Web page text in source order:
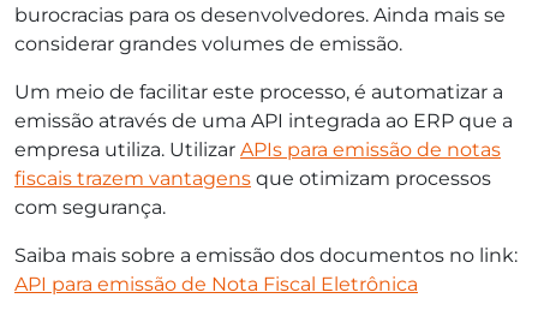
burocracias para os desenvolvedores. Ainda mais se
considerar grandes volumes de emissão.
Um meio de facilitar este processo, é automatizar a
emissão através de uma API integrada ao ERP que a
empresa utiliza. Utilizar APIs para emissão de notas
fiscais trazem vantagens que otimizam processos
com segurança.
Saiba mais sobre a emissão dos documentos no link:
API para emissão de Nota Fiscal Eletrônica